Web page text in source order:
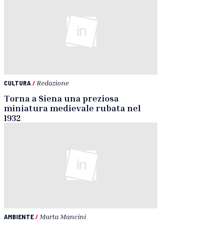
CULTURA/ Redazione
Torna a Siena una preziosa
miniatura medievale rubata nel
1932
AMBIENTE/Marta Mancini